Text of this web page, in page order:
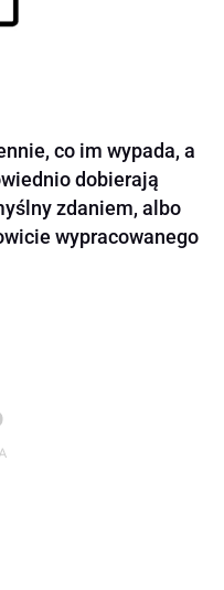
co im wypada, a
dobierają
zdaniem, albo
wypracowanego